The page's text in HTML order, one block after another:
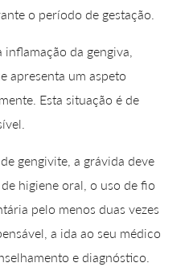
o período de gestação.
da gengiva,
apresenta um aspeto
Esta situação é de
gengivite, a grávida deve
higiene oral, o uso de fio
pelo menos duas vezes
a ida ao seu médico
e diagnóstico.